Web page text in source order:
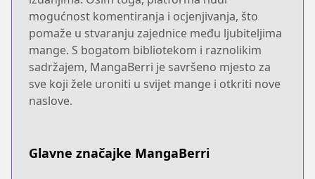
mogućnost komentiranja i ocjenjivanja, što
pomaže u stvaranju zajednice među ljubiteljima
mange. S bogatom bibliotekom i raznolikim
sadržajem, MangaBerri je savršeno mjesto za
sve koji žele uroniti u svijet mange i otkriti nove
naslove.
Glavne značajke MangaBerri